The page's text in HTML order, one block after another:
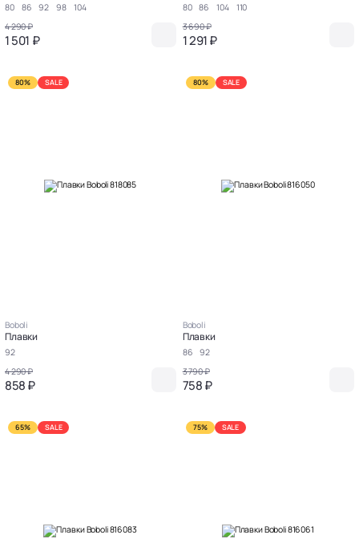
80 86 92 98
104
4 290 ₽
1 501 ₽
80 86 104
110
3 690 ₽
1 291 ₽
80% SALE
Boboli
Плавки
92
4 290 ₽
858 ₽
80% SALE
Boboli
Плавки
86
92
3 790 ₽
758 ₽
65% SALE 75% SALE